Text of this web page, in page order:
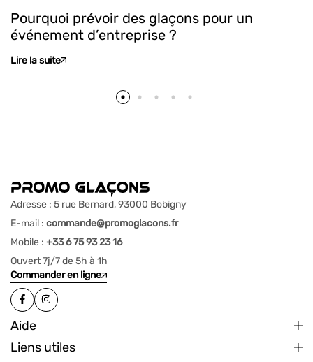
Pourquoi prévoir des glaçons pour un
événement d’entreprise ?
Lire la suite
Adresse : 5 rue Bernard, 93000 Bobigny
E-mail : commande@promoglacons.fr
Mobile : +33 6 75 93 23 16
Ouvert 7j/7 de 5h à 1h
Commander en ligne
Aide
Liens utiles